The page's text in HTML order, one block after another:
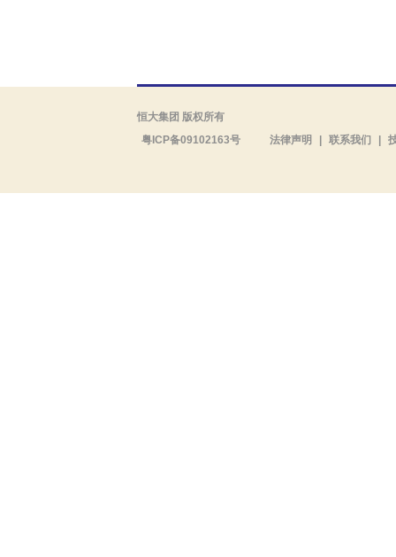
恒大集团 版权所有
粤ICP备09102163号
法律声明 联系我们